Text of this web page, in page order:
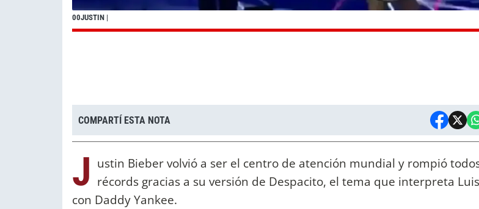
00JUSTIN |
COMPARTÍ ESTA NOTA
J ustin Bieber volvió a ser el centro de atención mundial y rompió
récords gracias a su versión de Despacito, el tema que interpreta
con Daddy Yankee.